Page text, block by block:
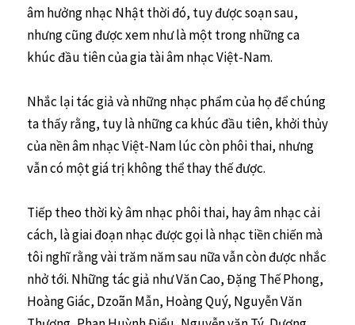
âm hưởng nhạc Nhật thời đó, tuy được soạn sau,
nhưng cũng được xem như là một trong những ca
khúc đầu tiên của gia tài âm nhạc Việt-Nam.
Nhắc lại tác giả và những nhạc phẩm của họ để chúng
ta thấy rằng, tuy là những ca khúc đầu tiên, khởi thủy
của nền âm nhạc Việt-Nam lúc còn phôi thai, nhưng
vẫn có một giá trị không thể thay thế được.
Tiếp theo thời kỳ âm nhạc phôi thai, hay âm nhạc cải
cách, là giai đoạn nhạc được gọi là nhạc tiền chiến mà
tôi nghĩ rằng vài trăm năm sau nữa vẫn còn được nhắc
nhở tới. Những tác giả như Văn Cao, Đặng Thế Phong,
Hoàng Giác, Dzoãn Mẫn, Hoàng Quý, Nguyễn Văn